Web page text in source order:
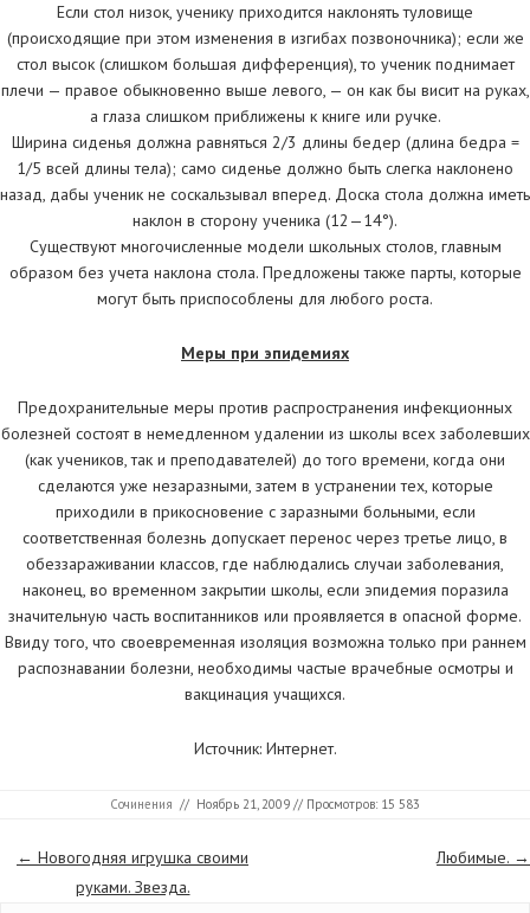
Если стол низок, ученику приходится наклонять туловище
(происходящие при этом изменения в изгибах позвоночника); если же
стол высок (слишком большая дифференция), то ученик поднимает
плечи — правое обыкновенно выше левого, — он как бы висит на руках,
а глаза слишком приближены к книге или ручке.
Ширина сиденья должна равняться 2/3 длины бедер (длина бедра =
1/5 всей длины тела); само сиденье должно быть слегка наклонено
назад, дабы ученик не соскальзывал вперед. Доска стола должна иметь
наклон в сторону ученика (12—14°).
Существуют многочисленные модели школьных столов, главным
образом без учета наклона стола. Предложены также парты, которые
могут быть приспособлены для любого роста.
Меры при эпидемиях
Предохранительные меры против распространения инфекционных
болезней состоят в немедленном удалении из школы всех заболевших
(как учеников, так и преподавателей) до того времени, когда они
сделаются уже незаразными, затем в устранении тех, которые
приходили в прикосновение с заразными больными, если
соответственная болезнь допускает перенос через третье лицо, в
обеззараживании классов, где наблюдались случаи заболевания,
наконец, во временном закрытии школы, если эпидемия поразила
значительную часть воспитанников или проявляется в опасной форме.
Ввиду того, что своевременная изоляция возможна только при раннем
распознавании болезни, необходимы частые врачебные осмотры и
вакцинация учащихся.
Источник: Интернет.
Сочинения // Ноябрь 21, 2009 // Просмотров: 15 583
Страницы
← Новогодняя игрушка своими
руками. Звезда.
Любимые. →